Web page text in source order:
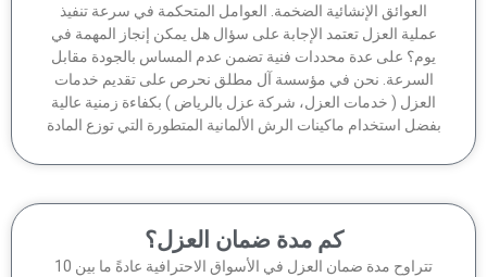
العوائق الإنشائية الضخمة. العوامل المتحكمة في سرعة تنفيذ
العزل تعتمد الإجابة على سؤال هل يمكن إنجاز المهمة في
على عدة محددات فنية تضمن عدم المساس بالجودة مقابل
نحن في مؤسسة آل مطلق نحرص على تقديم خدمات
( خدمات العزل، شركة عزل بالرياض ) بكفاءة زمنية عالية
استخدام ماكينات الرش الألمانية المتطورة التي توزع المادة
كم مدة ضمان العزل؟
تتراوح مدة ضمان العزل في الأسواق الاحترافية عادةً ما بين 10